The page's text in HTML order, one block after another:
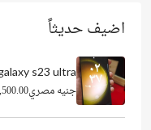
اضيف حديثاً
s23 ultra
جنيه مصري28,500.00